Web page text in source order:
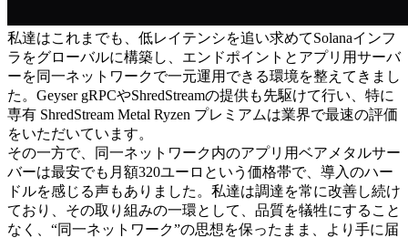
私達はこれまでも、低レイテンシを追い求めてSolanaインフ
ラをグローバルに構築し、エンドポイントとアプリ用サーバ
ーを同一ネットワークで一元運用できる環境を整えてきまし
た。Geyser gRPCやShredStreamの提供も先駆けて行い、特に
専有 ShredStream Metal Ryzen プレミアムは業界で最速の評価
をいただいています。
その一方で、同一ネットワーク内のアプリ用ベアメタルサー
バーは最安でも月額320ユーロという価格帯で、導入のハー
ドルを感じる声もありました。私達は調達を常に改善し続け
ており、その取り組みの一環として、品質を犠牲にすること
なく、“同一ネットワーク”の思想を保ったまま、より手に届